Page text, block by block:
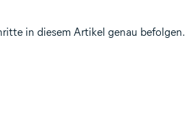
in diesem Artikel genau befolgen.